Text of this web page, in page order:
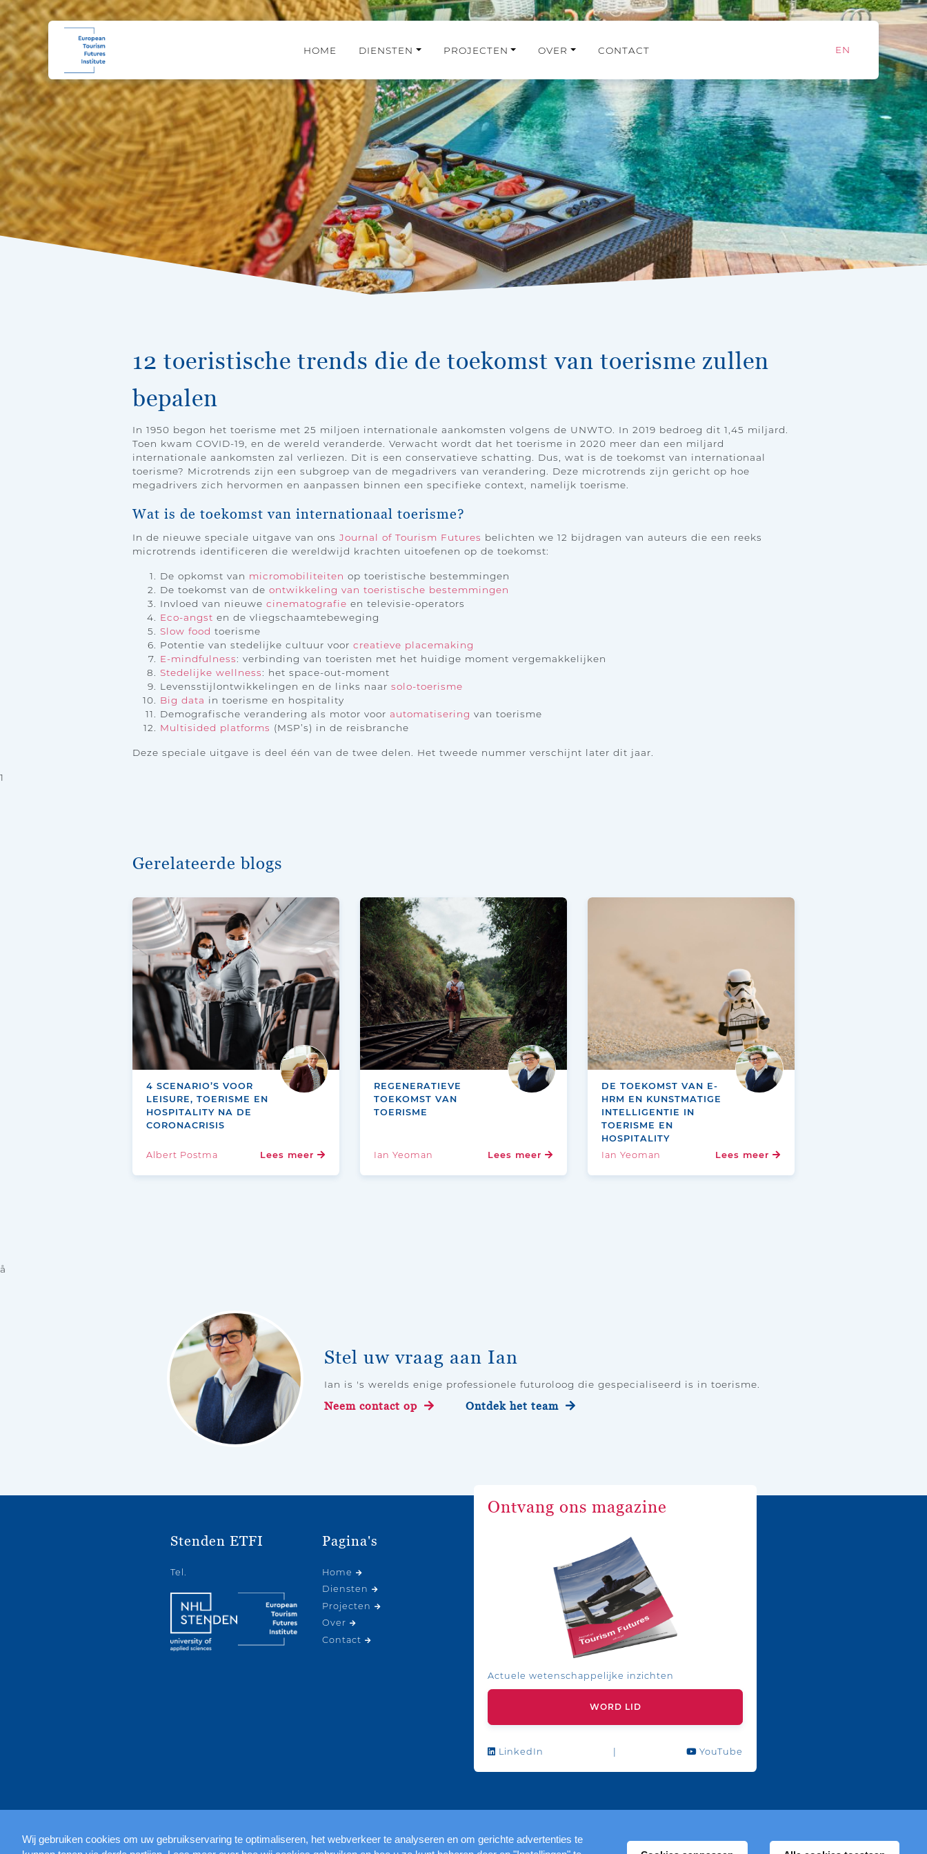
HOME DIENSTEN PROJECTEN OVER CONTACT EN
12 toeristische trends die de toekomst van toerisme zullen
bepalen
In 1950 begon het toerisme met 25 miljoen internationale aankomsten volgens de UNWTO. In 2019 bedroeg dit 1,45 miljard.
Toen kwam COVID-19, en de wereld veranderde. Verwacht wordt dat het toerisme in 2020 meer dan een miljard
internationale aankomsten zal verliezen. Dit is een conservatieve schatting. Dus, wat is de toekomst van internationaal
toerisme? Microtrends zijn een subgroep van de megadrivers van verandering. Deze microtrends zijn gericht op hoe
megadrivers zich hervormen en aanpassen binnen een specifieke context, namelijk toerisme.
Wat is de toekomst van internationaal toerisme?
In de nieuwe speciale uitgave van ons Journal of Tourism Futures belichten we 12 bijdragen van auteurs die een reeks
microtrends identificeren die wereldwijd krachten uitoefenen op de toekomst:
De opkomst van micromobiliteiten op toeristische bestemmingen
De toekomst van de ontwikkeling van toeristische bestemmingen
Invloed van nieuwe cinematografie en televisie-operators
Eco-angst en de vliegschaamtebeweging
Slow food toerisme
Potentie van stedelijke cultuur voor creatieve placemaking
E-mindfulness: verbinding van toeristen met het huidige moment vergemakkelijken
Stedelijke wellness: het space-out-moment
Levensstijlontwikkelingen en de links naar solo-toerisme
Big data in toerisme en hospitality
Demografische verandering als motor voor automatisering van toerisme
Multisided platforms (MSP’s) in de reisbranche
Deze speciale uitgave is deel één van de twee delen. Het tweede nummer verschijnt later dit jaar.
1
Gerelateerde blogs
4 SCENARIO’S VOOR
LEISURE, TOERISME EN
HOSPITALITY NA DE
CORONACRISIS
Albert Postma Lees meer
REGENERATIEVE
TOEKOMST VAN
TOERISME
Ian Yeoman Lees meer
DE TOEKOMST VAN E-
HRM EN KUNSTMATIGE
INTELLIGENTIE IN
TOERISME EN
HOSPITALITY
Ian Yeoman
Lees meer
å
Stel uw vraag aan Ian
Ian is 's werelds enige professionele futuroloog die gespecialiseerd is in toerisme.
Neem contact op Ontdek het team
Stenden ETFI
Tel.
Pagina's
Home
Diensten
Projecten
Over
Contact
Ontvang ons magazine
Actuele wetenschappelijke inzichten
WORD LID
LinkedIn YouTube
Wij gebruiken cookies om uw gebruikservaring te optimaliseren, het webverkeer te analyseren en om gerichte advertenties te